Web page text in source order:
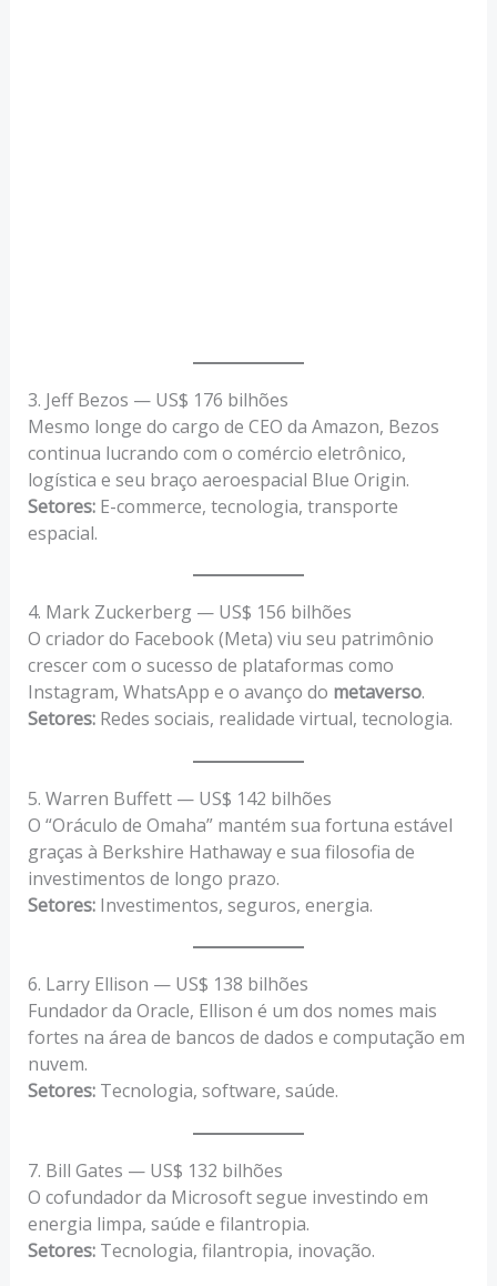
3. Jeff Bezos — US$ 176 bilhões
Mesmo longe do cargo de CEO da Amazon, Bezos
continua lucrando com o comércio eletrônico,
logística e seu braço aeroespacial Blue Origin.
Setores:E-commerce, tecnologia, transporte
espacial.
4. Mark Zuckerberg — US$ 156 bilhões
O criador do Facebook (Meta) viu seu patrimônio
crescer com o sucesso de plataformas como
Instagram, WhatsApp e o avanço do metaverso.
Setores:Redes sociais, realidade virtual, tecnologia.
5. Warren Buffett — US$ 142 bilhões
O “Oráculo de Omaha” mantém sua fortuna estável
graças à Berkshire Hathaway e sua filosofia de
investimentos de longo prazo.
Setores:Investimentos, seguros, energia.
6. Larry Ellison — US$ 138 bilhões
Fundador da Oracle, Ellison é um dos nomes mais
fortes na área de bancos de dados e computação em
nuvem.
Setores:Tecnologia, software, saúde.
7. Bill Gates — US$ 132 bilhões
O cofundador da Microsoft segue investindo em
energia limpa, saúde e filantropia.
Setores:Tecnologia, filantropia, inovação.